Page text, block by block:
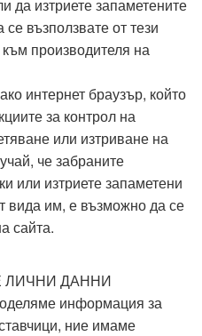
да изтриете запаметените
възползвате от тези
производителя на
интернет браузър, който
за контрол на
или изтриване на
че забраните
или изтриете запаметени
вида им, е възможно да се
сайта.
ЛИЧНИ ДАННИ
информация за
ние имаме